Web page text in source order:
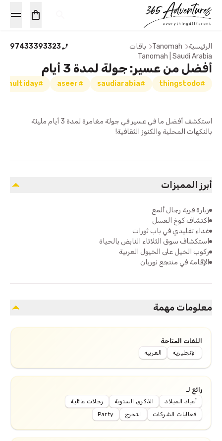
الرئيسية Tanomah باقات
97433393323
Tanomah | Saudi Arabia
أفضل من عسير: جولة لمدة 3 أيام
#thingstodo
#saudiarabia
#aseer
#multiday
استكشف أفضل ما في عسير في جولة مغامرة لمدة 3 أيام مليئة
بالنكهات المحلية والكنوز الثقافية!
أبرز المميزات
زيارة قرية رجال ألمع
اكتشاف كوخ العسل
غداء تقليدي في باب ثورات
استكشاف سوق الثلاثاء النابض بالحياة
ركوب الخيل على الخيول العربية
الإقامة في منتجع نوربان
معلومات مهمة
اللغات المتاحة
الإنجليزية العربية
رائع لـ
أعياد الميلاد الذكرى السنوية
رحلات عائلية
فعاليات الشركات
التخرج Party